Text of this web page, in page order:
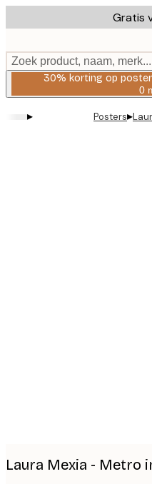
to
content.
Gratis
Zoek product, naam, merk...
30% korting op
0
▸ Posters▸
Laura Mexia - Metro